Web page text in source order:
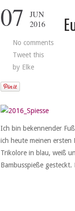
07
JUN
2016
No comments
Tweet this
by Elke
Ich bin bekennender
ich heute meinen ersten
Trikolore in blau, weiß
Bambusspieße